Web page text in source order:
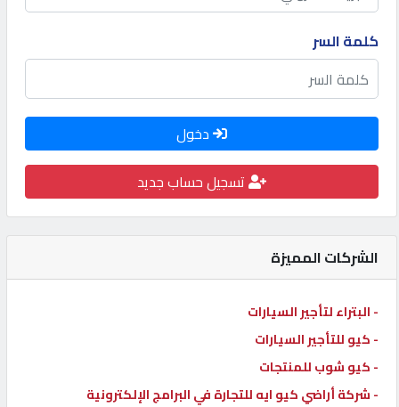
نمبر
كيو
ماركت
الدليل
POWERED
QHOST
كلمة السر
دخول
تسجيل حساب جديد
الشركات المميزة
- البتراء لتأجير السيارات
- كيو للتأجير السيارات
- كيو شوب للمنتجات
- شركة أراضي كيو ايه للتجارة في البرامج الإلكترونية